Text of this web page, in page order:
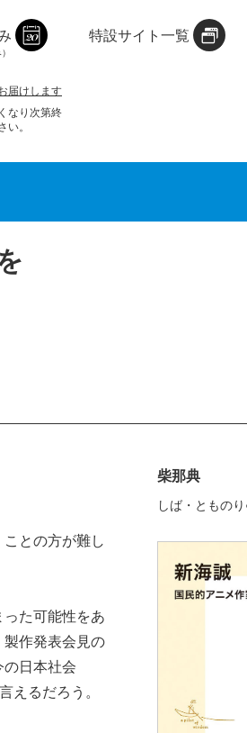
届けします
なり次第終
い。
特設サイト一覧
との方が難し
った可能性をあ
製作発表会見の
日本社会
えるだろう。
柴那典
しば・ともの